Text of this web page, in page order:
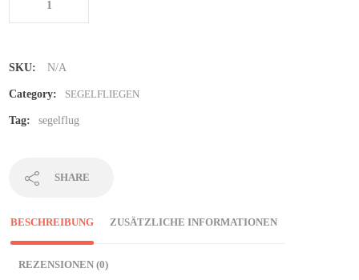
SKU: N/A
Category: SEGELFLIEGEN
Tag: segelflug
SHARE
BESCHREIBUNG ZUSÄTZLICHE INFORMATIONEN
REZENSIONEN (0)